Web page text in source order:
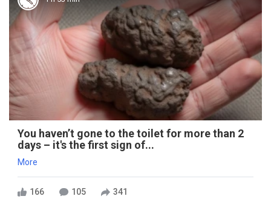
You haven’t gone to the toilet for more than 2
days – it's the first sign of...
More
166 105 341